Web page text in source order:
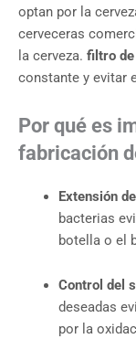
optan por la
cerveceras
la cerveza. filtro
constante y evitar
Por qué es
fabricación
Extensión
bacterias
botella o el
Control del
deseadas
por la